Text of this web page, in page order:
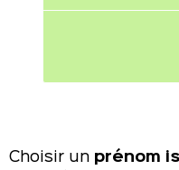
Choisir un prénom